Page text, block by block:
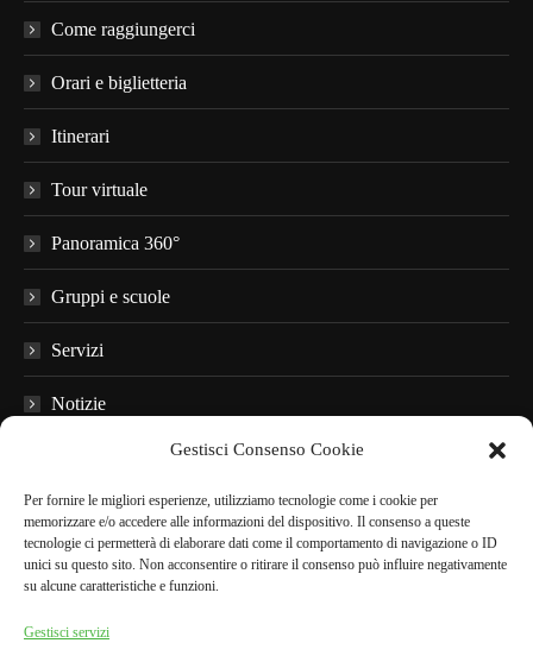
Gestisci Consenso Cookie
Per fornire le migliori esperienze, utilizziamo tecnologie come i cookie per
memorizzare e/o accedere alle informazioni del dispositivo. Il consenso a queste
tecnologie ci permetterà di elaborare dati come il comportamento di navigazione o ID
unici su questo sito. Non acconsentire o ritirare il consenso può influire negativamente
su alcune caratteristiche e funzioni.
Gestisci servizi
windowwindowwindowwindow
Come raggiungerci
Orari e biglietteria
Itinerari
Tour virtuale
Panoramica 360°
Gruppi e scuole
Servizi
Notizie
Domande frequenti
Materiale informativo
Audioguide